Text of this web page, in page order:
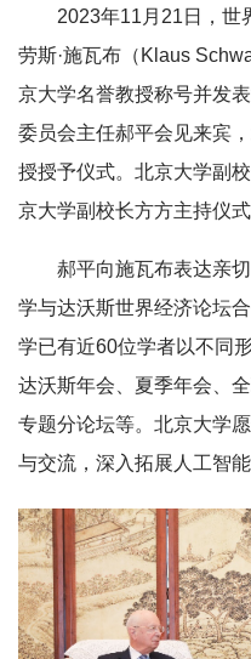
2023年11月21日，世
劳斯·施瓦布（Klaus
京大学名誉教授称号并发
委员会主任郝平会见来宾
授授予仪式。北京大学副
京大学副校长方方主持仪式
郝平向施瓦布表达亲
学与达沃斯世界经济论坛
学已有近60位学者以不同
达沃斯年会、夏季年会、
专题分论坛等。北京大学
与交流，深入拓展人工智